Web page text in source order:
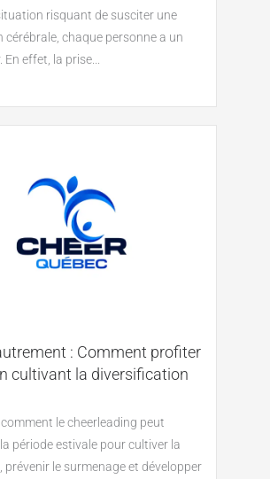
risquant de susciter une
cérébrale, chaque personne a un
En effet, la prise...
: Comment profiter
cultivant la diversification
le cheerleading peut
période estivale pour cultiver la
prévenir le surmenage et développer